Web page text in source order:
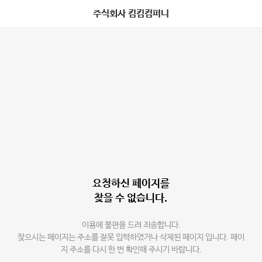
주식회사 킴킴컴퍼니
요청하신 페이지를
찾을 수 없습니다.
이용에 불편을 드려 죄송합니다.
찾으시는 페이지는 주소를 잘못 입력하였거나 삭제된 페이지 입니다. 페이
지 주소를 다시 한 번 확인해 주시기 바랍니다.